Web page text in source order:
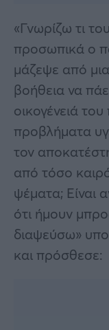
«Γνωρίζω τι
προσωπικά ο
μάζεψε από
βοήθεια να
οικογένειά
προβλήματα
τον
από τόσο
ψέματα; Είναι
ότι ήμουν
διαψεύσω»
και πρόσθεσε: